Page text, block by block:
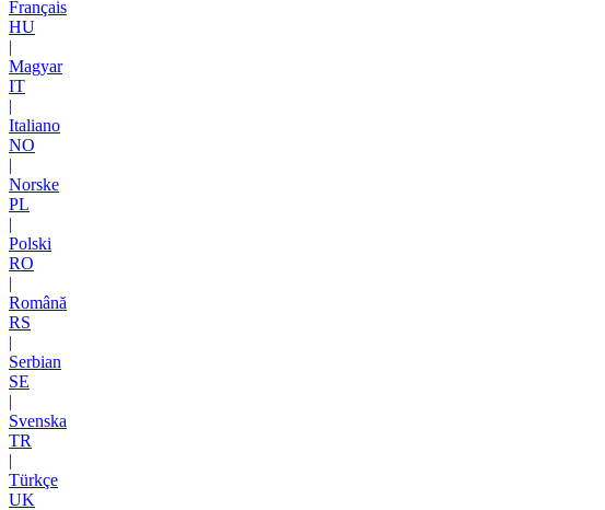
Français
HU
|
Magyar
IT
|
Italiano
NO
|
Norske
PL
|
Polski
RO
|
Română
RS
|
Serbian
SE
|
Svenska
TR
|
Türkçe
UK